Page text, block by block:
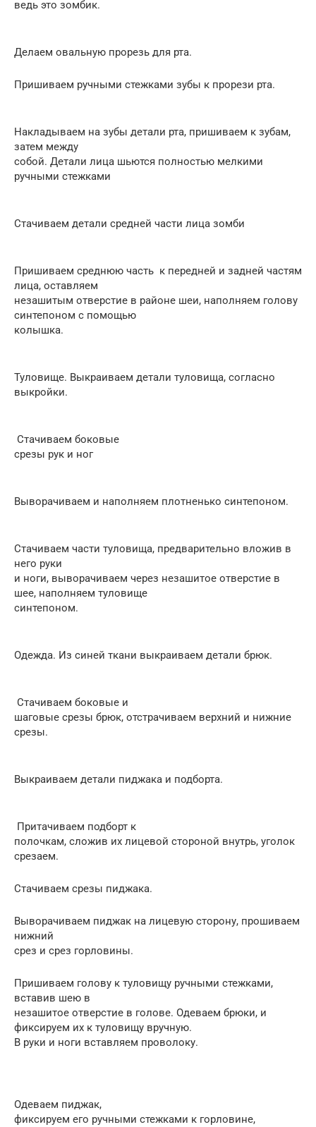
ведь это зомбик.
Делаем овальную прорезь для рта.
Пришиваем ручными стежками зубы к прорези рта.
Накладываем на зубы детали рта, пришиваем к зубам,
затем между
собой. Детали лица шьются полностью мелкими
ручными стежками
Стачиваем детали средней части лица зомби
Пришиваем среднюю часть к передней и задней частям
лица, оставляем
незашитым отверстие в районе шеи, наполняем голову
синтепоном с помощью
колышка.
Туловище. Выкраиваем детали туловища, согласно
выкройки.
Стачиваем боковые
срезы рук и ног
Выворачиваем и наполняем плотненько синтепоном.
Стачиваем части туловища, предварительно вложив в
него руки
и ноги, выворачиваем через незашитое отверстие в
шее, наполняем туловище
синтепоном.
Одежда. Из синей ткани выкраиваем детали брюк.
Стачиваем боковые и
шаговые срезы брюк, отстрачиваем верхний и нижние
срезы.
Выкраиваем детали пиджака и подборта.
Притачиваем подборт к
полочкам, сложив их лицевой стороной внутрь, уголок
срезаем.
Стачиваем срезы пиджака.
Выворачиваем пиджак на лицевую сторону, прошиваем
нижний
срез и срез горловины.
Пришиваем голову к туловищу ручными стежками,
вставив шею в
незашитое отверстие в голове. Одеваем брюки, и
фиксируем их к туловищу вручную.
В руки и ноги вставляем проволоку.
Одеваем пиджак,
фиксируем его ручными стежками к горловине,